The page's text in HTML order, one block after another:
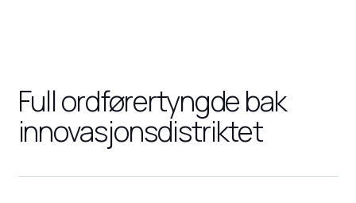
Full ordførertyngde bak
innovasjonsdistriktet